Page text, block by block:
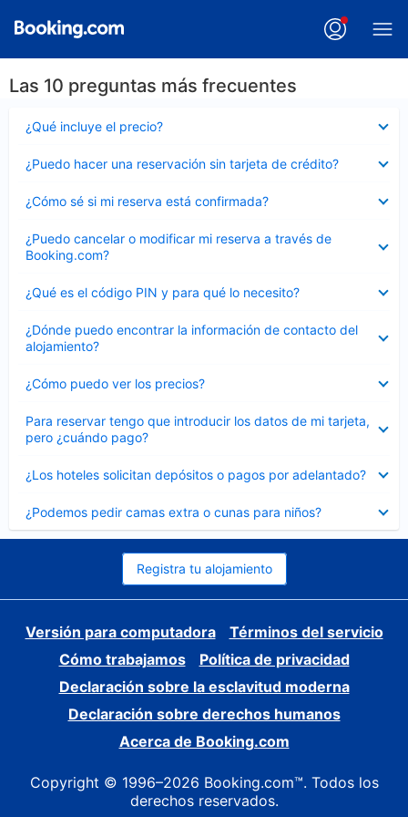
Las 10 preguntas más frecuentes
¿Qué incluye el precio?
cerrado
¿Puedo hacer una reservación sin tarjeta de crédito?
cerrado
¿Cómo sé si mi reserva está confirmada?
cerrado
¿Puedo cancelar o modificar mi reserva a través de
Booking.com?
cerrado
¿Qué es el código PIN y para qué lo necesito?
cerrado
¿Dónde puedo encontrar la información de contacto del
alojamiento?
cerrado
¿Cómo puedo ver los precios?
cerrado
Para reservar tengo que introducir los datos de mi tarjeta,
pero ¿cuándo pago?
cerrado
¿Los hoteles solicitan depósitos o pagos por adelantado?
cerrado
¿Podemos pedir camas extra o cunas para niños?
cerrado
Registra tu alojamiento
Versión para computadora
Términos del servicio
Cómo trabajamos
Política de privacidad
Declaración sobre la esclavitud moderna
Declaración sobre derechos humanos
Acerca de Booking.com
Copyright © 1996–2026 Booking.com™. Todos los
derechos reservados.